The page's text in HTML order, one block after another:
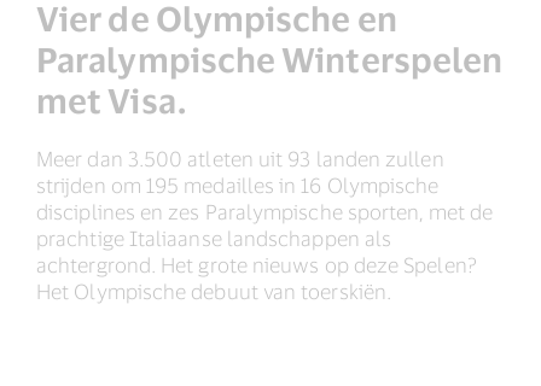
Vier de Olympische en
Paralympische Winterspelen
met Visa.
Meer dan 3.500 atleten uit 93 landen zullen
strijden om 195 medailles in 16 Olympische
disciplines en zes Paralympische sporten, met de
prachtige Italiaanse landschappen als
achtergrond. Het grote nieuws op deze Spelen?
Het Olympische debuut van toerskiën.